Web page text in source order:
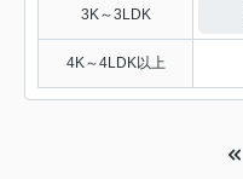
3K～3LDK
4K～4LDK以上